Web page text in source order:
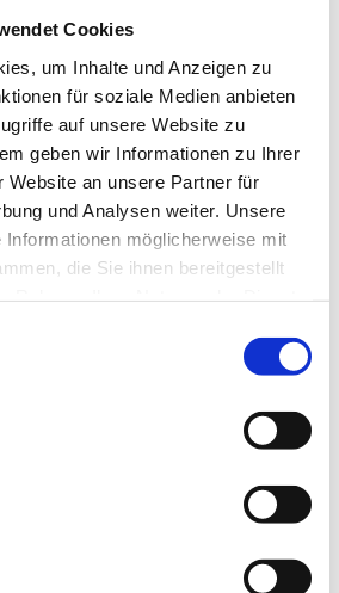
Cookies
um Inhalte und Anzeigen zu
für soziale Medien anbieten
auf unsere Website zu
geben wir Informationen zu Ihrer
Website an unsere Partner für
und Analysen weiter. Unsere
Informationen möglicherweise mit
die Sie ihnen bereitgestellt
über die grünende
duldet kein
sich Bildung und
fehlts im